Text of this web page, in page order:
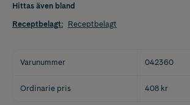
Hittas även bland
Receptbelagt: Receptbelagt
Varunummer 042360
Ordinarie pris 408 kr